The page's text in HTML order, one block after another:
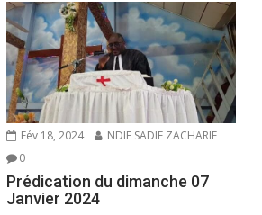
Fév 18, 2024
NDIE SADIE ZACHARIE
0
Prédication du dimanche 07
Janvier 2024